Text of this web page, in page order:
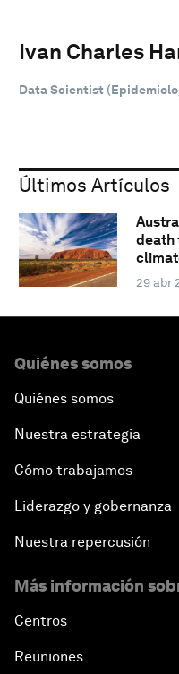
Ivan Charles
Data Scientist
Últimos Artículos
death
29 abr
Quiénes somos
Quiénes somos
Nuestra estrategia
Cómo trabajamos
Liderazgo y gobernanza
Nuestra repercusión
Más información
Centros
Reuniones